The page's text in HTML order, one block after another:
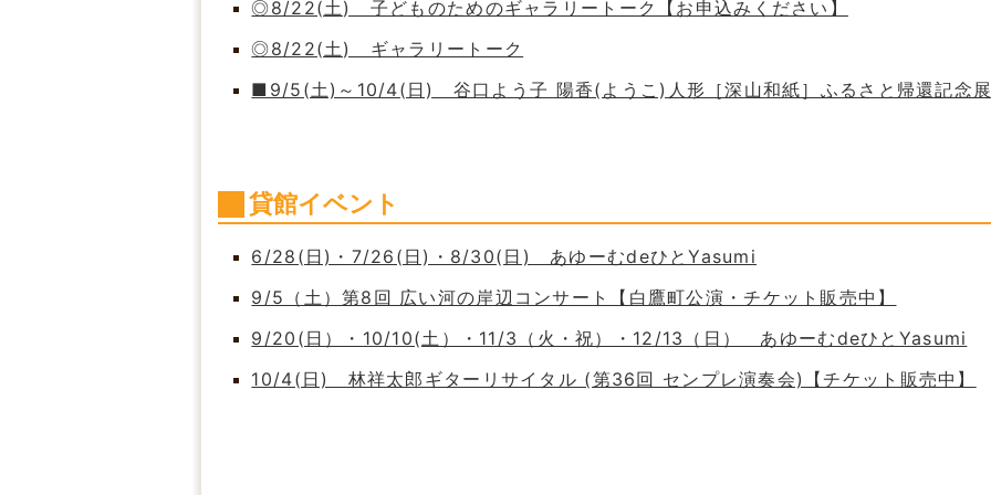
◎8/22(土) 子どものためのギャラリートーク【お申込みください】
◎8/22(土) ギャラリートーク
■9/5(土)～10/4(日) 谷口よう子 陽香(ようこ)人形［深山和紙］ふるさと帰還記念
貸館イベント
6/28(日)・7/26(日)・8/30(日) あゆーむdeひとYasumi
9/5（土）第8回 広い河の岸辺コンサート【白鷹町公演・チケット販売中】
9/20(日）・10/10(土）・11/3（火・祝）・12/13（日） あゆーむdeひとYasumi
10/4(日) 林祥太郎ギターリサイタル (第36回 センプレ演奏会)【チケット販売中】